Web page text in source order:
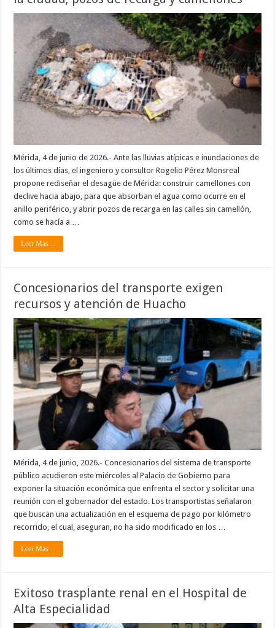
Mérida, 4 de junio de 2026.- Ante las lluvias atípicas e inundaciones de
los últimos días, el ingeniero y consultor Rogelio Pérez Monsreal
propone rediseñar el desagüe de Mérida: construir camellones con
declive hacia abajo, para que absorban el agua como ocurre en el
anillo periférico, y abrir pozos de recarga en las calles sin camellón,
como se hacía a …
Leer Mas ...
Concesionarios del transporte exigen
recursos y atención de Huacho
Mérida, 4 de junio, 2026.- Concesionarios del sistema de transporte
público acudieron este miércoles al Palacio de Gobierno para
exponer la situación económica que enfrenta el sector y solicitar una
reunión con el gobernador del estado. Los transportistas señalaron
que buscan una actualización en el esquema de pago por kilómetro
recorrido, el cual, aseguran, no ha sido modificado en los …
Leer Mas ...
Exitoso trasplante renal en el Hospital de
Alta Especialidad